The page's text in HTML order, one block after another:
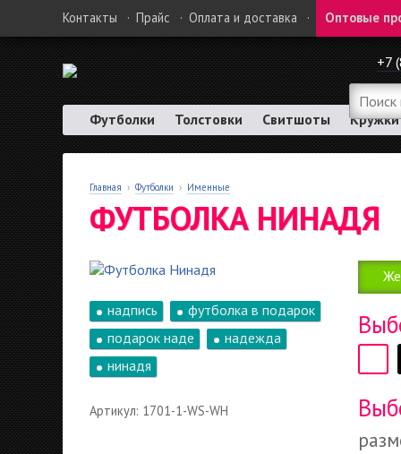
Контакты · Прайс · Оплата и доставка · Оптовые
+7
Футболки Толстовки Свитшоты Кружки
Главная › Футболки › Именные
ФУТБОЛКА НИНАДЯ
надпись
футболка в подарок
подарок наде
надежда
нинадя
Артикул: 1701-1-WS-WH